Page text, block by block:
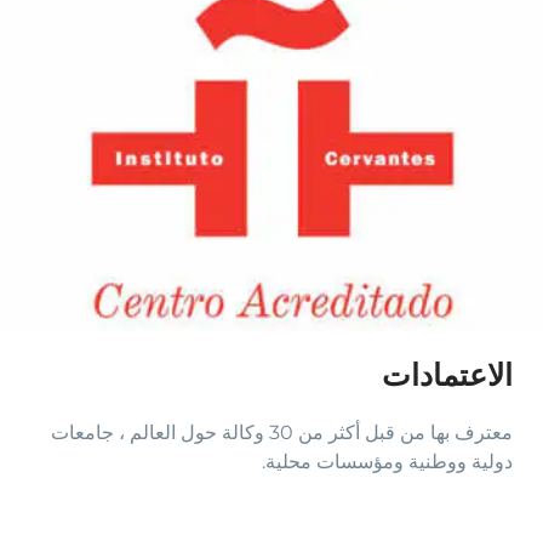
الاعتمادات
معترف بها من قبل أكثر من 30 وكالة حول العالم ، جامعات
دولية ووطنية ومؤسسات محلية.